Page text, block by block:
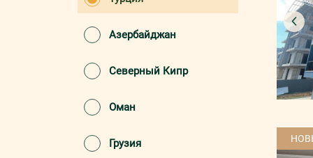
Азербайджан
Северный Кипр
Оман
Грузия